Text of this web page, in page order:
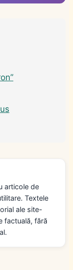
articole de
Textele
ale site-
factuală, fără